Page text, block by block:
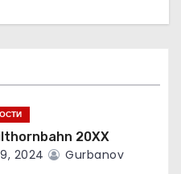
20XX
2024 Gurbanov